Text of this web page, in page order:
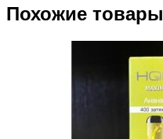
Похожие товары